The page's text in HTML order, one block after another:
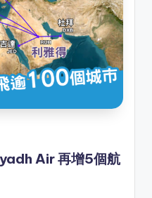
Air 再增5個航